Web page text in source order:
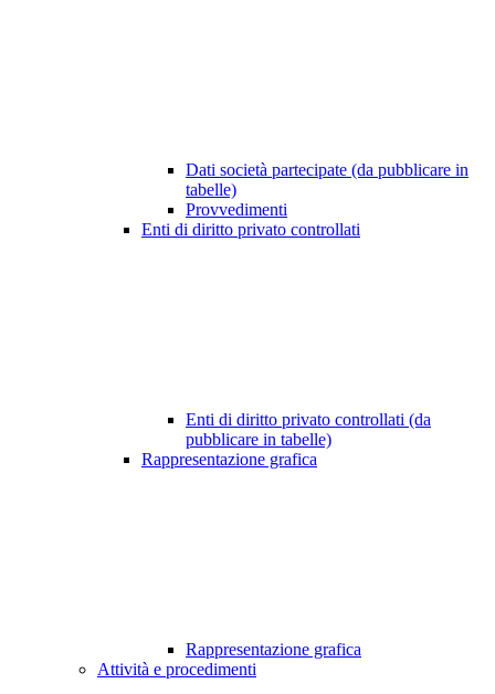
Dati società partecipate (da pubblicare in
tabelle)
Provvedimenti
Enti di diritto privato controllati
Enti di diritto privato controllati (da
pubblicare in tabelle)
Rappresentazione grafica
Rappresentazione grafica
Attività e procedimenti